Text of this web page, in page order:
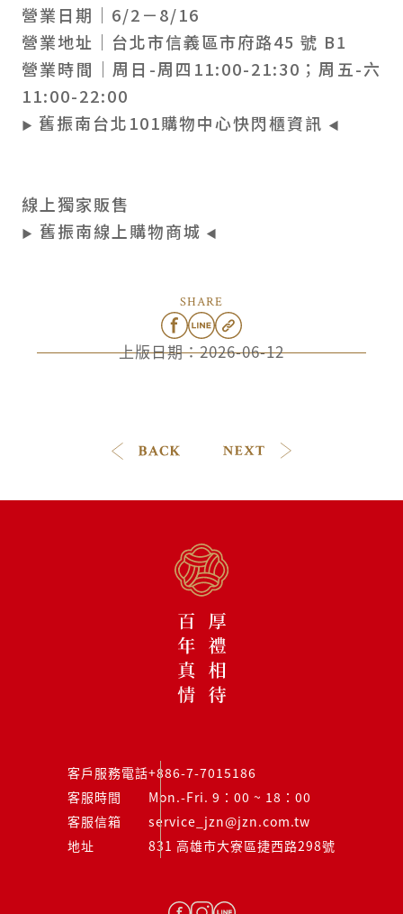
營業日期｜6/2－8/16
營業地址｜台北市信義區市府路45 號 B1
營業時間｜周日-周四11:00-21:30；周五-六
11:00-22:00
▶ 舊振南台北101購物中心快閃櫃資訊 ◀
線上獨家販售
▶ 舊振南線上購物商城 ◀
上版日期：2026-06-12
SHARE
客戶服務電話+886-7-7015186
客服時間
Mon.-Fri. 9：00 ~ 18：00
客服信箱
service_jzn@jzn.com.tw
地址
831 高雄市大寮區捷西路298號